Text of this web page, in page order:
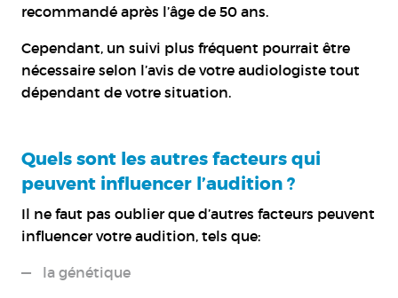
recommandé après l’âge de 50 ans.
Cependant, un suivi plus fréquent pourrait être
nécessaire selon l’avis de votre audiologiste tout
dépendant de votre situation.
Quels sont les autres facteurs qui
peuvent influencer l’audition ?
Il ne faut pas oublier que d’autres facteurs peuvent
influencer votre audition, tels que:
la génétique